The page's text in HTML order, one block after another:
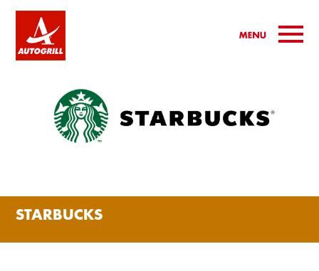
STARBUCKS